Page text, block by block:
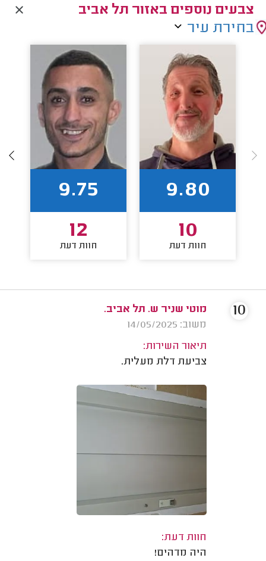
צבעים נוספים באזור תל אביב
בחירת עיר
9.80
10
חוות דעת
9.75
12
חוות דעת
מוטי שניר ש. תל אביב.
משוב: 14/05/2025
תיאור השירות:
צביעת דלת מעלית.
חוות דעת:
היה מדהים!
10